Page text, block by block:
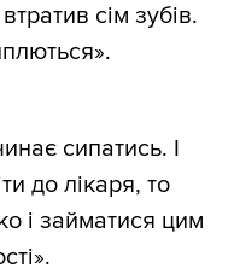
сім зубів.
сипатись. І
до лікаря, то
і займатися цим